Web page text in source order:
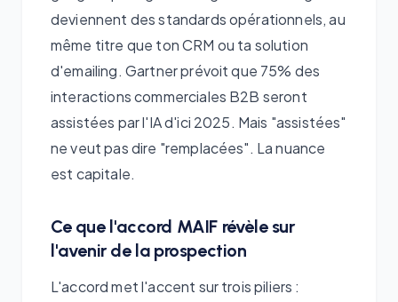
deviennent des standards opérationnels, au
même titre que ton CRM ou ta solution
d'emailing. Gartner prévoit que 75% des
interactions commerciales B2B seront
assistées par l'IA d'ici 2025. Mais "assistées"
ne veut pas dire "remplacées". La nuance
est capitale.
Ce que l'accord MAIF révèle sur
l'avenir de la prospection
L'accord met l'accent sur trois piliers :